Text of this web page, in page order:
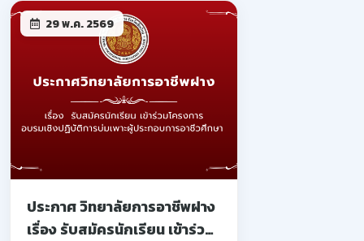
29 พ.ค. 2569
ประกาศ วิทยาลัยการอาชีพฝาง
เรื่อง รับสมัครนักเรียน เข้าร่วม